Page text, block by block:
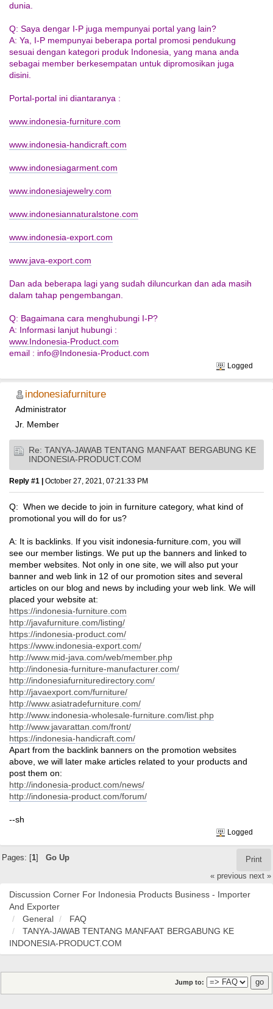
dunia.
Q: Saya dengar I-P juga mempunyai portal yang lain?
A: Ya, I-P mempunyai beberapa portal promosi pendukung
sesuai dengan kategori produk Indonesia, yang mana anda
sebagai member berkesempatan untuk dipromosikan juga
disini.
Portal-portal ini diantaranya :
www.indonesia-furniture.com
www.indonesia-handicraft.com
www.indonesiagarment.com
www.indonesiajewelry.com
www.indonesiannaturalstone.com
www.indonesia-export.com
www.java-export.com
Dan ada beberapa lagi yang sudah diluncurkan dan ada masih
dalam tahap pengembangan.
Q: Bagaimana cara menghubungi I-P?
A: Informasi lanjut hubungi :
www.Indonesia-Product.com
email : info@Indonesia-Product.com
Logged
indonesiafurniture
Administrator
Jr. Member
Re: TANYA-JAWAB TENTANG MANFAAT BERGABUNG KE
INDONESIA-PRODUCT.COM
Reply #1 | October 27, 2021, 07:21:33 PM
Q: When we decide to join in furniture category, what kind of
promotional you will do for us?
A: It is backlinks. If you visit indonesia-furniture.com, you will
see our member listings. We put up the banners and linked to
member websites. Not only in one site, we will also put your
banner and web link in 12 of our promotion sites and several
articles on our blog and news by including your web link. We will
placed your website at:
https://indonesia-furniture.com
http://javafurniture.com/listing/
https://indonesia-product.com/
https://www.indonesia-export.com/
http://www.mid-java.com/web/member.php
http://indonesia-furniture-manufacturer.com/
http://indonesiafurnituredirectory.com/
http://javaexport.com/furniture/
http://www.asiatradefurniture.com/
http://www.indonesia-wholesale-furniture.com/list.php
http://www.javarattan.com/front/
https://indonesia-handicraft.com/
Apart from the backlink banners on the promotion websites
above, we will later make articles related to your products and
post them on:
http://indonesia-product.com/news/
http://indonesia-product.com/forum/
--sh
Logged
Print
Pages: [ 1] Go Up
« previous next »
Discussion Corner For Indonesia Products Business - Importer
And Exporter
General
FAQ
TANYA-JAWAB TENTANG MANFAAT BERGABUNG KE
INDONESIA-PRODUCT.COM
Jump to: